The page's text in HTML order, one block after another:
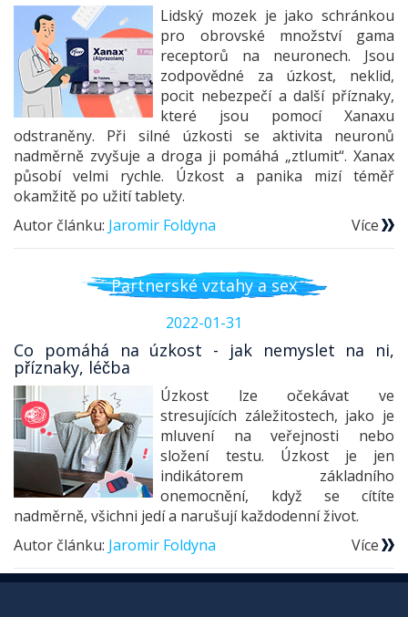
Lidský mozek je jako schránkou
pro obrovské množství gama
receptorů na neuronech. Jsou
zodpovědné za úzkost, neklid,
pocit nebezpečí a další příznaky,
které jsou pomocí Xanaxu
odstraněny. Při silné úzkosti se aktivita neuronů
nadměrně zvyšuje a droga ji pomáhá „ztlumit“. Xanax
působí velmi rychle. Úzkost a panika mizí téměř
okamžitě po užití tablety.
Autor článku: Jaromir Foldyna Více
Partnerské vztahy a sex
2022-01-31
Co pomáhá na úzkost - jak nemyslet na ni,
příznaky, léčba
Úzkost lze očekávat ve
stresujících záležitostech, jako je
mluvení na veřejnosti nebo
složení testu. Úzkost je jen
indikátorem základního
onemocnění, když se cítíte
nadměrně, všichni jedí a narušují každodenní život.
Autor článku: Jaromir Foldyna Více